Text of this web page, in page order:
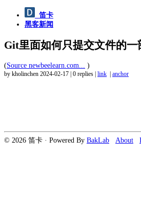
笛卡
黑客新闻
Git里面如何只提交文件的一
(Source newbeelearn.com... )
by kholinchen 2024-02-17 0 replies link anchor
© 2026 笛卡 · Powered By BakLab About